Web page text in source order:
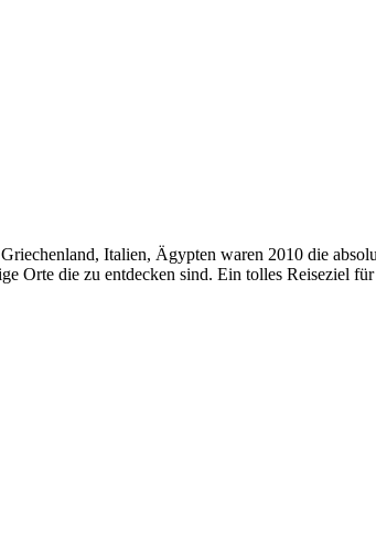
Italien, Ägypten waren 2010 die
Orte die zu entdecken sind. Ein tolles Reiseziel